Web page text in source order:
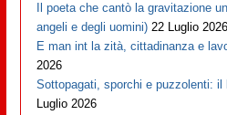
Il poeta che cantò la gravitazione
angeli e degli uomini) 22 Luglio 2026
E man int la zità, cittadinanza e
2026
Sottopagati, sporchi e puzzolenti:
Luglio 2026